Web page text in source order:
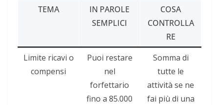
TEMA
IN PAROLE
SEMPLICI
COSA
CONTROLLA
RE
Limite ricavi o
compensi
Puoi restare
nel
forfettario
fino a 85.000
Somma di
tutte le
attività se ne
fai più di una